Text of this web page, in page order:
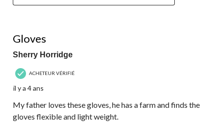
Gloves
Sherry Horridge
ACHETEUR VÉRIFIÉ
il y a 4 ans
My father loves these gloves, he has a farm and finds the
gloves flexible and light weight.